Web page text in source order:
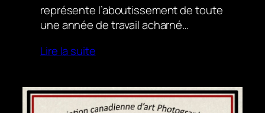
représente l’aboutissement de toute
une année de travail acharné…
Lire la suite